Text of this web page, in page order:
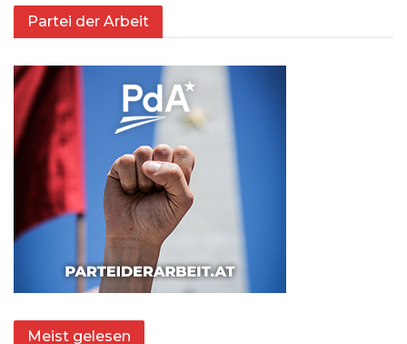
Partei der Arbeit
Meist gelesen